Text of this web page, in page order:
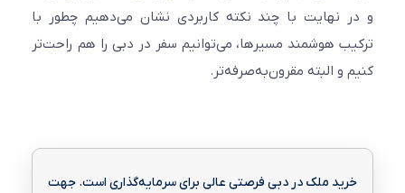
نهایت با چند نکته کاربردی نشان می‌دهیم چطور با
هوشمند مسیرها، می‌توانیم سفر در دبی را هم راحت‌تر
و البته مقرون‌به‌صرفه‌تر.
ملک در دبی فرصتی عالی برای سرمایه‌گذاری است. جهت